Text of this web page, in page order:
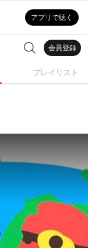
アプリで聴く
会員登録
プレイリスト